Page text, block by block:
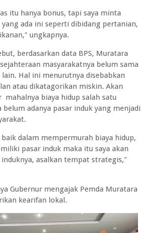
itu hanya bonus, tapi saya minta
ada ini seperti dibidang pertanian,
ungkapnya.
berdasarkan data BPS, Muratara
masyarakatnya belum sama
Hal ini menurutnya disebabkan
atau dikatagorikan miskin. Akan
biaya hidup salah satu
belum adanya pasar induk yang menjadi
dalam mempermurah biaya hidup,
pasar induk maka itu saya akan
asalkan tempat strategis,"
Gubernur mengajak Pemda Muratara
kearifan lokal.